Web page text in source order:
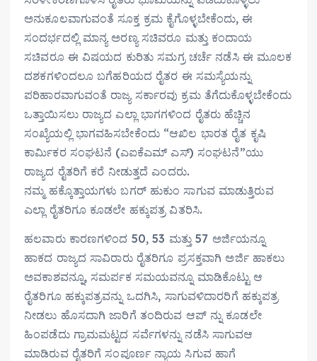
ಅನುಕೂಲವಾಗುವಂತೆ ಸೂಕ್ತ ಕ್ರಮ ಕೈಗೊಳ್ಳಬೇಕೆಂದು, ಈ
ಸಂದರ್ಭದಲ್ಲಿ ಮಾನ್ಯ ಅರಣ್ಯ ಸಚಿವರೂ ಮತ್ತು ಕಂದಾಯ
ಸಚಿವರೂ ಈ ವಿಷಯದ ಕುರಿತು ಸಮಗ್ರ ಚರ್ಚೆ ನಡೆಸಿ ಈ ಮೂಲಕ
ದಶಕಗಳಿಂದಲೂ ಬಗೆಹರಿಯದ ರೈತರ ಈ ಸಮಸ್ಯೆಯನ್ನು
ಪರಿಹಾರವಾಗುವಂತೆ ರಾಜ್ಯ ಸರ್ಕಾರವು ಕ್ರಮ ತೆಗೆದುಕೊಳ್ಳಬೇಕೆಂದು
ಒತ್ತಾಯಿಸಲು ರಾಜ್ಯದ ಎಲ್ಲಾ ಭಾಗಗಳಿಂದ ರೈತರು ಹೆಚ್ಚಿನ
ಸಂಖ್ಯೆಯಲ್ಲಿ ಭಾಗವಹಿಸಬೇಕೆಂದು “ಆಖಿಲ ಭಾರತ ರೈತ ಕೃಷಿ
ಕಾರ್ಮಿಕರ ಸಂಘಟನೆ (ಎಐಕೆಎಮ್ ಎಸ್) ಸಂಘಟನೆ”ಯು
ರಾಜ್ಯದ ರೈತರಿಗೆ ಕರೆ ನೀಡುತ್ತದೆ ಎಂದರು.
ನಮ್ಮ ಹಕ್ಕೊತ್ತಾಯಗಳು ಬಗರ್ ಹುಕುಂ ಸಾಗುವ ಮಾಡುತ್ತಿರುವ
ಎಲ್ಲಾ ರೈತರಿಗೂ ಕೂಡಲೇ ಹಕ್ಕುಪತ್ರ ವಿತರಿಸಿ.
ಹಲವಾರು ಕಾರಣಗಳಿಂದ 50, 53 ಮತ್ತು 57 ಅರ್ಜಿಯನ್ನೂ
ಹಾಕದ ರಾಜ್ಯದ ಸಾವಿರಾರು ರೈತರಿಗೂ ಪ್ರಸಕ್ತವಾಗಿ ಅರ್ಜಿ ಹಾಕಲು
ಅವಕಾಶವನ್ನೂ, ಸಮರ್ಪಕ ಸಮಯವನ್ನೂ ಮಾಡಿಕೊಟ್ಟು ಆ
ರೈತರಿಗೂ ಹಕ್ಕುಪತ್ರವನ್ನು ಒದಗಿಸಿ, ಸಾಗುವಳಿದಾರರಿಗೆ ಹಕ್ಕುಪತ್ರ
ನೀಡಲು ಹೊಸದಾಗಿ ಜಾರಿಗೆ ತಂದಿರುವ ಆಪ್ ನ್ನು ಕೂಡಲೇ
ಹಿಂಪಡೆದು ಗ್ರಾಮಮಟ್ಟದ ಸರ್ವೆಗಳನ್ನು ನಡೆಸಿ ಸಾಗುವಆ
ಮಾಡಿರುವ ರೈತರಿಗೆ ಸಂಪೂರ್ಣ ನ್ಯಾಯ ಸಿಗುವ ಹಾಗೆ